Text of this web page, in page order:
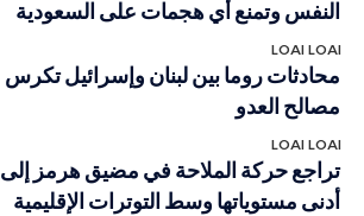
النفس وتمنع أي هجمات على السعودية
LOAI LOAI
محادثات روما بين لبنان وإسرائيل تكرس
مصالح العدو
LOAI LOAI
تراجع حركة الملاحة في مضيق هرمز إلى
أدنى مستوياتها وسط التوترات الإقليمية